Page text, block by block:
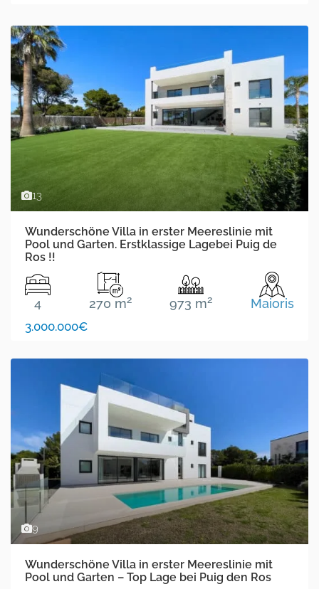
13
Wunderschöne Villa in erster Meereslinie mit
Pool und Garten. Erstklassige Lagebei Puig de
Ros !!
4 270 m2 973 m2 Maioris
3.000.000€
9
Wunderschöne Villa in erster Meereslinie mit
Pool und Garten – Top Lage bei Puig den Ros